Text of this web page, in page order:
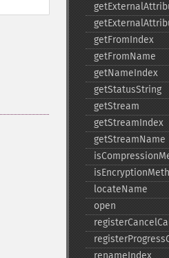
getFromIndex
getFromName
getNameIndex
getStatusString
getStream
getStreamIndex
getStreamName
locateName
open
renameIndex